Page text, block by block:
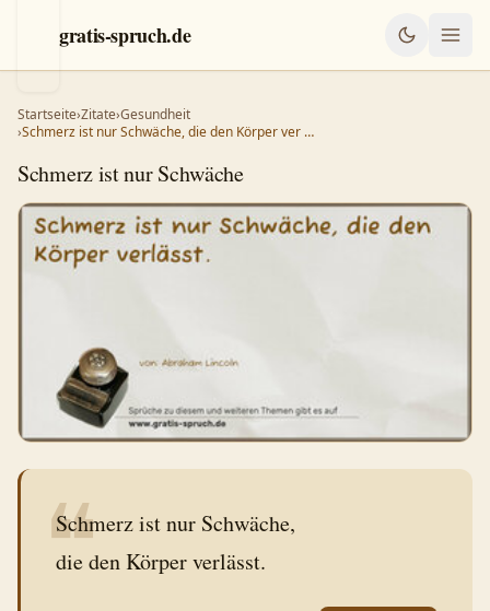
gratis-spruch.de
Startseite›Zitate›Gesundheit
›Schmerz ist nur Schwäche, die den Körper ver …
Schmerz ist nur Schwäche
❝
Schmerz ist nur Schwäche,
die den Körper verlässt.